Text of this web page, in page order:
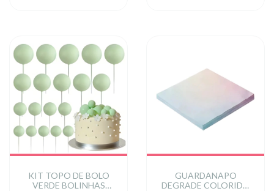
KIT TOPO DE BOLO
VERDE BOLINHAS
GUARDANAPO
DEGRADE COLORIDO